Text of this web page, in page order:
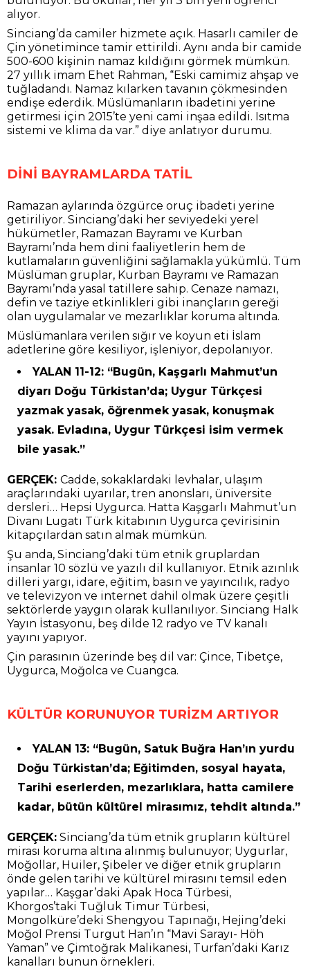
alıyor.
Sinciang’da camiler hizmete açık. Hasarlı camiler de
Çin yönetimince tamir ettirildi. Aynı anda bir camide
500-600 kişinin namaz kıldığını görmek mümkün.
27 yıllık imam Ehet Rahman, “Eski camimiz ahşap ve
tuğladandı. Namaz kılarken tavanın çökmesinden
endişe ederdik. Müslümanların ibadetini yerine
getirmesi için 2015’te yeni cami inşaa edildi. Isıtma
sistemi ve klima da var.” diye anlatıyor durumu.
DİNİ BAYRAMLARDA TATİL
Ramazan aylarında özgürce oruç ibadeti yerine
getiriliyor. Sinciang’daki her seviyedeki yerel
hükümetler, Ramazan Bayramı ve Kurban
Bayramı’nda hem dini faaliyetlerin hem de
kutlamaların güvenliğini sağlamakla yükümlü. Tüm
Müslüman gruplar, Kurban Bayramı ve Ramazan
Bayramı’nda yasal tatillere sahip. Cenaze namazı,
defin ve taziye etkinlikleri gibi inançların gereği
olan uygulamalar ve mezarlıklar koruma altında.
Müslümanlara verilen sığır ve koyun eti İslam
adetlerine göre kesiliyor, işleniyor, depolanıyor.
YALAN 11-12: “Bugün, Kaşgarlı Mahmut’un
diyarı Doğu Türkistan’da; Uygur Türkçesi
yazmak yasak, öğrenmek yasak, konuşmak
yasak. Evladına, Uygur Türkçesi isim vermek
bile yasak.”
GERÇEK: Cadde, sokaklardaki levhalar, ulaşım
araçlarındaki uyarılar, tren anonsları, üniversite
dersleri… Hepsi Uygurca. Hatta Kaşgarlı Mahmut’un
Divanı Lugatı Türk kitabının Uygurca çevirisinin
kitapçılardan satın almak mümkün.
Şu anda, Sinciang’daki tüm etnik gruplardan
insanlar 10 sözlü ve yazılı dil kullanıyor. Etnik azınlık
dilleri yargı, idare, eğitim, basın ve yayıncılık, radyo
ve televizyon ve internet dahil olmak üzere çeşitli
sektörlerde yaygın olarak kullanılıyor. Sinciang Halk
Yayın İstasyonu, beş dilde 12 radyo ve TV kanalı
yayını yapıyor.
Çin parasının üzerinde beş dil var: Çince, Tibetçe,
Uygurca, Moğolca ve Cuangca.
KÜLTÜR KORUNUYOR TURİZM ARTIYOR
YALAN 13: “Bugün, Satuk Buğra Han’ın yurdu
Doğu Türkistan’da; Eğitimden, sosyal hayata,
Tarihi eserlerden, mezarlıklara, hatta camilere
kadar, bütün kültürel mirasımız, tehdit altında.”
GERÇEK: Sinciang’da tüm etnik grupların kültürel
mirası koruma altına alınmış bulunuyor; Uygurlar,
Moğollar, Huiler, Şibeler ve diğer etnik grupların
önde gelen tarihi ve kültürel mirasını temsil eden
yapılar… Kaşgar’daki Apak Hoca Türbesi,
Khorgos’taki Tuğluk Timur Türbesi,
Mongolküre’deki Shengyou Tapınağı, Hejing’deki
Moğol Prensi Turgut Han’ın “Mavi Sarayı- Höh
Yaman” ve Çimtoğrak Malikanesi, Turfan’daki Karız
kanalları bunun örnekleri.